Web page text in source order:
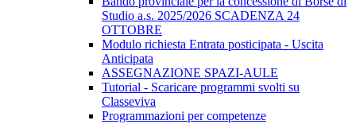
Studio a.s. 2025/2026 SCADENZA 24
OTTOBRE
Modulo richiesta Entrata posticipata - Uscita
Anticipata
ASSEGNAZIONE SPAZI-AULE
Tutorial - Scaricare programmi svolti su
Classeviva
Programmazioni per competenze